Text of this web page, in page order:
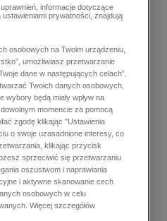
informacje dotyczące
prywatności, znajdują
osobowych na Twoim urządzeniu,
umożliwiasz przetwarzanie
dane w następujących celach”.
Twoich danych osobowych,
będą miały wpływ na
momencie za pomocą
zgodę klikając "Ustawienia
o swoje uzasadnione interesy, co
klikając przycisk
sprzeciwić się przetwarzaniu
oszustwom i naprawiania
i aktywne skanowanie cech
osobowych w celu
Więcej szczegółów